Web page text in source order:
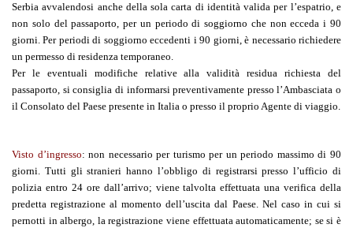
Serbia avvalendosi anche della sola carta di identità valida per l’espatrio, e
non solo del passaporto, per un periodo di soggiorno che non ecceda i 90
giorni. Per periodi di soggiorno eccedenti i 90 giorni, è necessario richiedere
un permesso di residenza temporaneo.
Per le eventuali modifiche relative alla validità residua richiesta del
passaporto, si consiglia di informarsi preventivamente presso l’Ambasciata o
il Consolato del Paese presente in Italia o presso il proprio Agente di viaggio.
Visto d’ingresso: non necessario per turismo per un periodo massimo di 90
giorni. Tutti gli stranieri hanno l’obbligo di registrarsi presso l’ufficio di
polizia entro 24 ore dall’arrivo; viene talvolta effettuata una verifica della
predetta registrazione al momento dell’uscita dal Paese. Nel caso in cui si
pernotti in albergo, la registrazione viene effettuata automaticamente; se si è